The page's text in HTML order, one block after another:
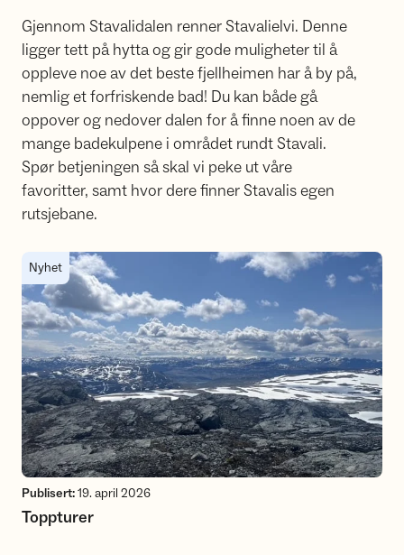
Gjennom Stavalidalen renner Stavalielvi. Denne
ligger tett på hytta og gir gode muligheter til å
oppleve noe av det beste fjellheimen har å by på,
nemlig et forfriskende bad! Du kan både gå
oppover og nedover dalen for å finne noen av de
mange badekulpene i området rundt Stavali.
Spør betjeningen så skal vi peke ut våre
favoritter, samt hvor dere finner Stavalis egen
rutsjebane.
Toppturer
Nyhet
Publisert:19. april 2026
Toppturer